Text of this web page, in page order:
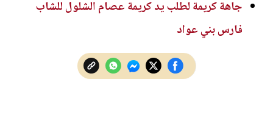
جاهة كريمة لطلب يد كريمة عصام الشلول للشاب
فارس بني عواد